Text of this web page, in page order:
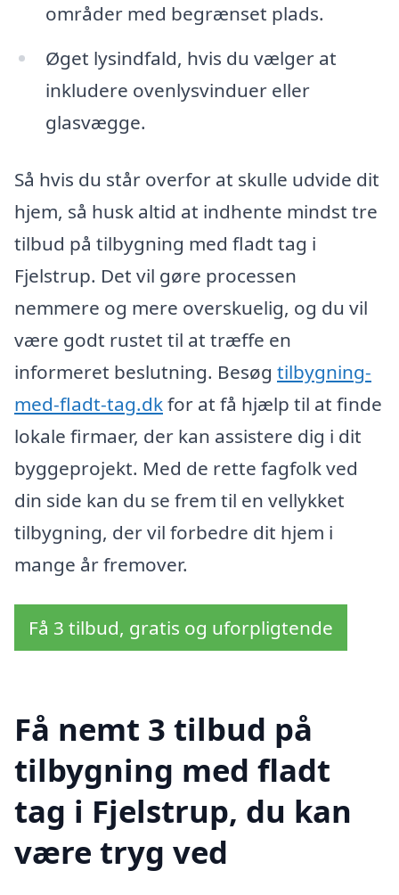
områder med begrænset plads.
Øget lysindfald, hvis du vælger at
inkludere ovenlysvinduer eller
glasvægge.
Så hvis du står overfor at skulle udvide dit
hjem, så husk altid at indhente mindst tre
tilbud på tilbygning med fladt tag i
Fjelstrup. Det vil gøre processen
nemmere og mere overskuelig, og du vil
være godt rustet til at træffe en
informeret beslutning. Besøg tilbygning-
med-fladt-tag.dkfor at få hjælp til at finde
lokale firmaer, der kan assistere dig i dit
byggeprojekt. Med de rette fagfolk ved
din side kan du se frem til en vellykket
tilbygning, der vil forbedre dit hjem i
mange år fremover.
Få 3 tilbud, gratis og uforpligtende
Få nemt 3 tilbud på
tilbygning med fladt
tag i Fjelstrup, du kan
være tryg ved